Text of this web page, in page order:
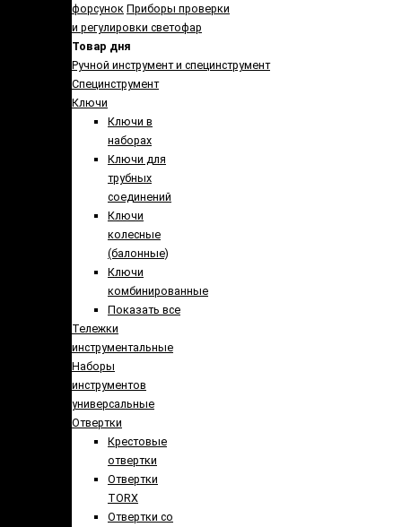
форсунок Приборы проверки
и регулировки светофар
Товар дня
Ручной инструмент и специнструмент
Специнструмент
Ключи
Ключи в
наборах
Ключи для
трубных
соединений
Ключи
колесные
(балонные)
Ключи
комбинированные
Показать все
Тележки
инструментальные
Наборы
инструментов
универсальные
Отвертки
Крестовые
отвертки
Отвертки
TORX
Отвертки со